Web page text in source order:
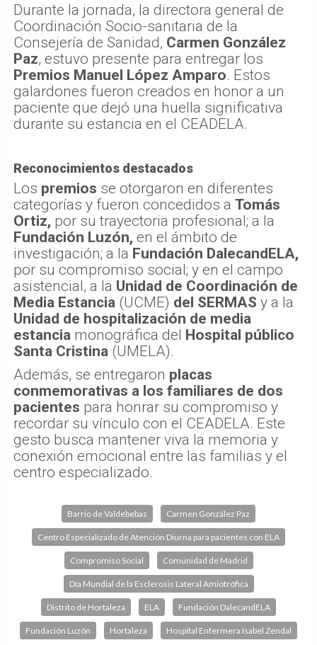
Durante la jornada, la directora general de
Coordinación Socio-sanitaria de la
Consejería de Sanidad, Carmen González
Paz, estuvo presente para entregar los
Premios Manuel López Amparo. Estos
galardones fueron creados en honor a un
paciente que dejó una huella significativa
durante su estancia en el CEADELA.
Reconocimientos destacados
Los premios se otorgaron en diferentes
categorías y fueron concedidos a Tomás
Ortiz, por su trayectoria profesional; a la
Fundación Luzón, en el ámbito de
investigación; a la Fundación DalecandELA,
por su compromiso social; y en el campo
asistencial, a la Unidad de Coordinación de
Media Estancia (UCME) del SERMAS y a la
Unidad de hospitalización de media
estancia monográfica del Hospital público
Santa Cristina (UMELA).
Además, se entregaron placas
conmemorativas a los familiares de dos
pacientes para honrar su compromiso y
recordar su vínculo con el CEADELA. Este
gesto busca mantener viva la memoria y
conexión emocional entre las familias y el
centro especializado.
Barrio de Valdebebas Carmen González Paz
Centro Especializado de Atención Diurna para pacientes con ELA
Compromiso Social Comunidad de Madrid
Día Mundial de la Esclerosis Lateral Amiotrófica
Distrito de Hortaleza ELA Fundación DalecandELA
Fundación Luzón Hortaleza Hospital Enfermera Isabel Zendal